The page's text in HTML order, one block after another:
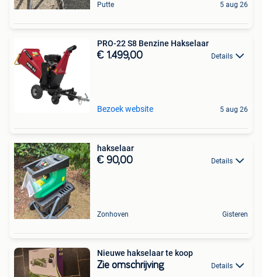
Putte 5 aug 26
PRO-22 S8 Benzine Hakselaar
€ 1.499,00 Details
Bezoek website 5 aug 26
hakselaar
€ 90,00 Details
Zonhoven Gisteren
Nieuwe hakselaar te koop
Zie omschrijving Details